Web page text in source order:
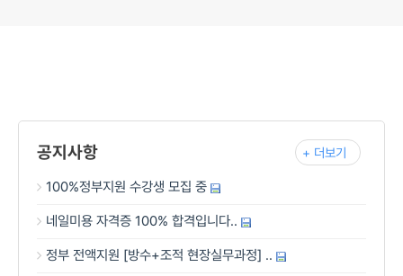
공지사항 + 더보기
100%정부지원 수강생 모집 중
네일미용 자격증 100% 합격입니다..
정부 전액지원 [방수+조적 현장실무과정] ..